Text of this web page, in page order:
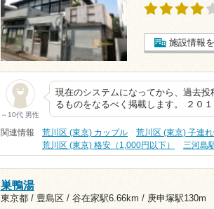
施設情報
～10代 男性
現在のシステムになってから、過去
るものをなるべく掲載します。 ２０
関連情報 荒川区 (東京) カップル 荒川区 (東京) 子連
荒川区 (東京) 格安（1,000円以下）
三河島
巣鴨湯
東京都 / 豊島区 / 谷在家駅6.66km / 庚申塚駅130m